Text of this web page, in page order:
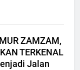
ZAMZAM,
TERKENAL
Jalan